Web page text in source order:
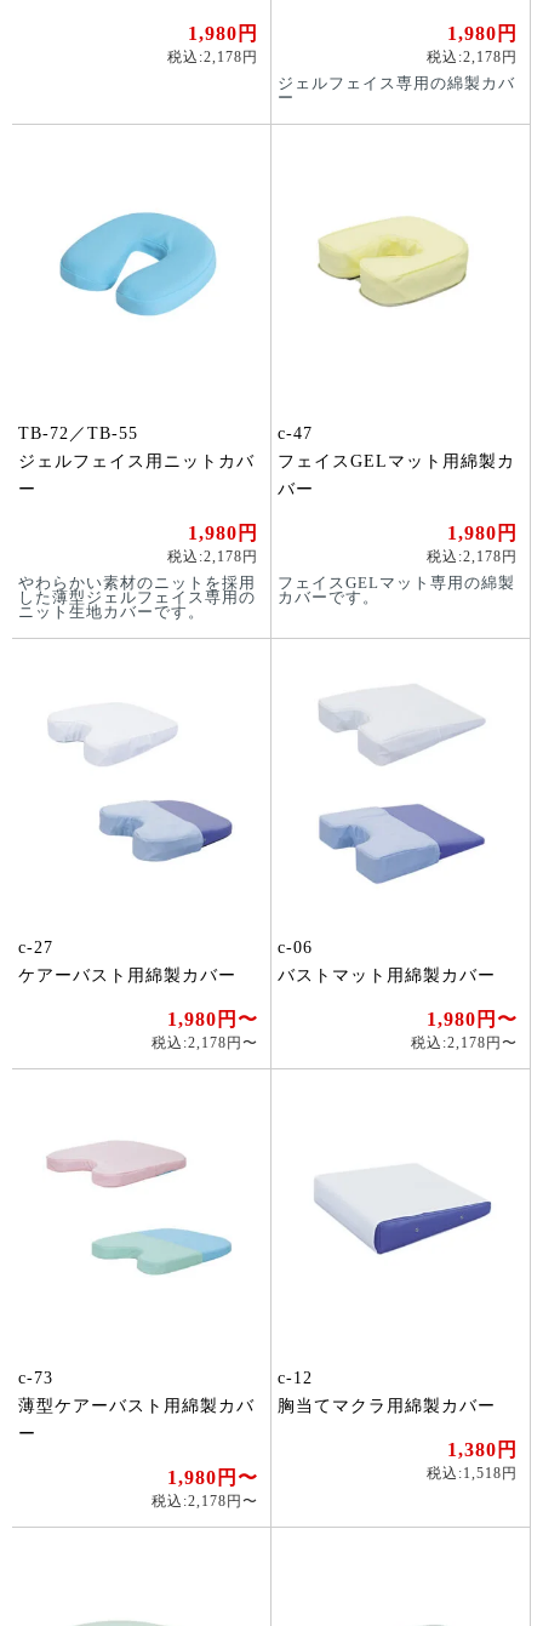
1,980円
税込:2,178円
1,980円
税込:2,178円
ジェルフェイス専用の綿製カバ
ー
TB-72／TB-55
ジェルフェイス用ニットカバ
ー
1,980円
税込:2,178円
やわらかい素材のニットを採用
した薄型ジェルフェイス専用の
ニット生地カバーです。
c-47
フェイスGELマット用綿製カ
バー
1,980円
税込:2,178円
フェイスGELマット専用の綿製
カバーです。
c-27
ケアーバスト用綿製カバー
1,980円〜
税込:2,178円〜
c-06
バストマット用綿製カバー
1,980円〜
税込:2,178円〜
c-73
薄型ケアーバスト用綿製カバ
ー
1,980円〜
税込:2,178円〜
c-12
胸当てマクラ用綿製カバー
1,380円
税込:1,518円